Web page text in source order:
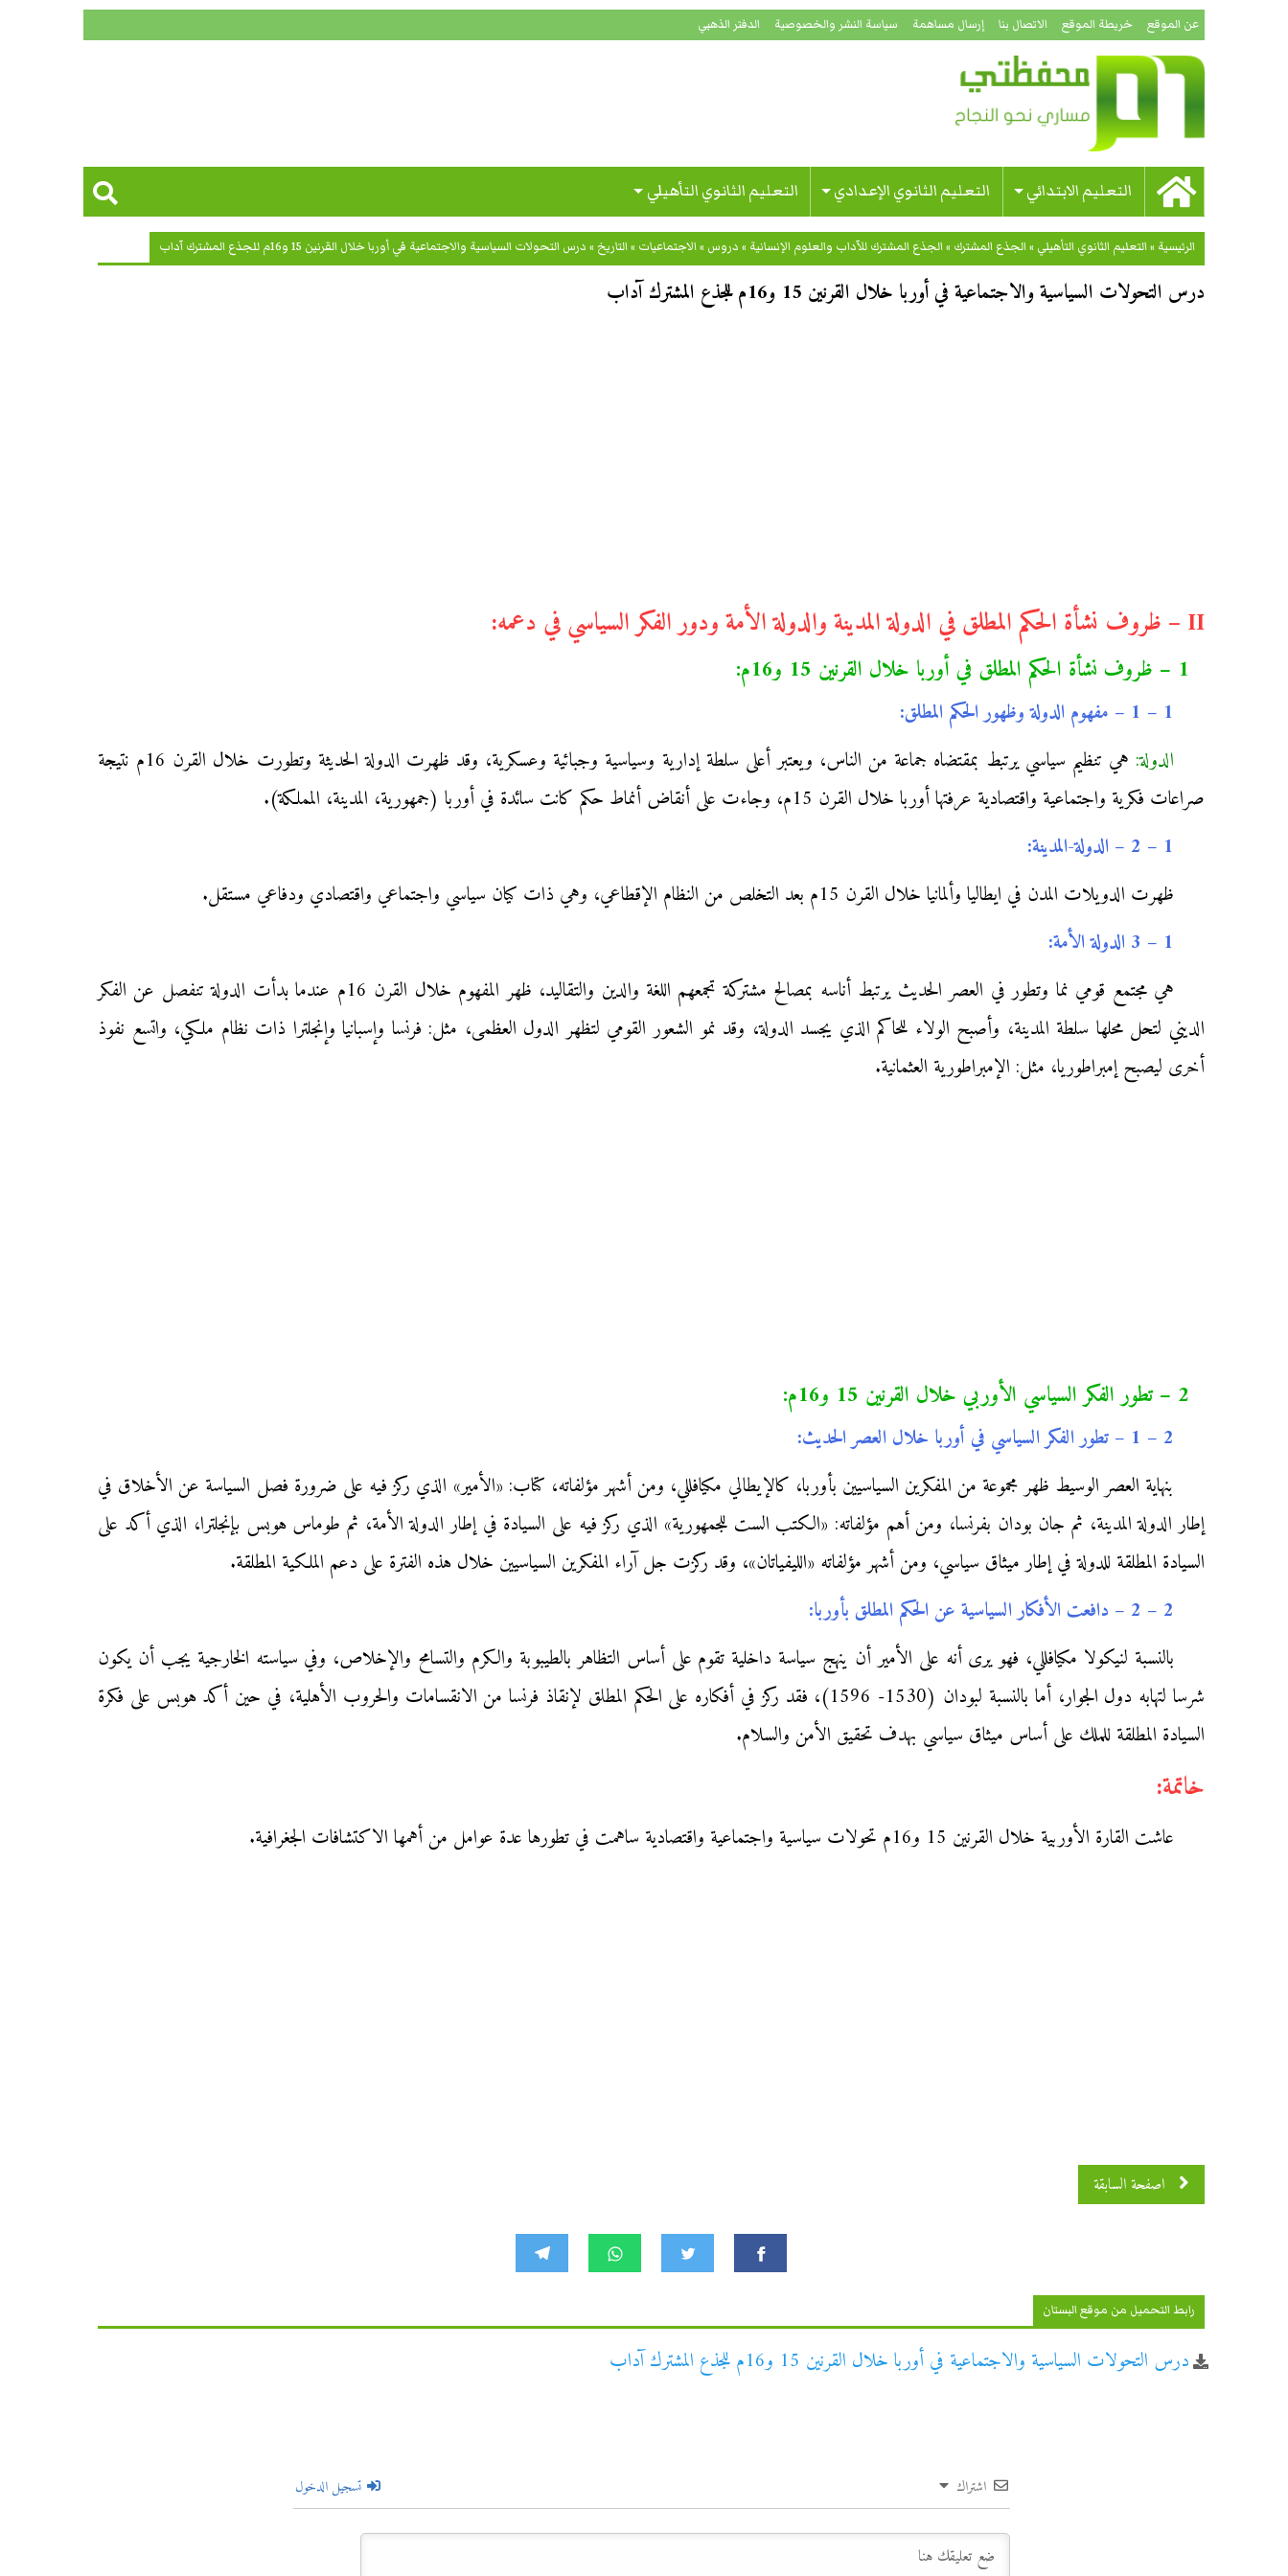
عن الموقع خريطة الموقع الاتصال بنا إرسال مساهمة سياسة النشر والخصوصية الدفتر الذهبي
التعليم الابتدائي التعليم الثانوي الإعدادي التعليم الثانوي التأهيلي
الرئيسية »التعليم الثانوي التأهيلي »الجذع المشترك »الجذع المشترك للآداب والعلوم الإنسانية » دروس »الاجتماعيات »التاريخ» درس التحولات السياسية والاجتماعية في أوربا خلال القرنين 15 و16م للجذع المشترك آداب
درس التحولات السياسية والاجتماعية في أوربا خلال القرنين 15 و16م للجذع المشترك آداب
II – ظروف نشأة الحكم المطلق في الدولة المدينة والدولة الأمة ودور الفكر السياسي في دعمه:
1 – ظروف نشأة الحكم المطلق في أوربا خلال القرنين 15 و16م:
1 – 1 – مفهوم الدولة وظهور الحكم المطلق:
الدولة:
هي تنظيم سياسي يرتبط بمقتضاه جماعة من الناس، ويعتبر أعلى سلطة إدارية وسياسية وجبائية وعسكرية، وقد ظهرت الدولة الحديثة وتطورت خلال القرن 16م نتيجة
صراعات فكرية واجتماعية واقتصادية عرفتها أوربا خلال القرن 15م، وجاءت على أنقاض أنماط حكم كانت سائدة في أوربا (جمهورية، المدينة، المملكة).
1 – 2 – الدولة-المدينة:
ظهرت الدويلات المدن في ايطاليا وألمانيا خلال القرن 15م بعد التخلص من النظام الإقطاعي، وهي ذات كيان سياسي واجتماعي واقتصادي ودفاعي مستقل.
1 – 3 الدولة الأمة:
هي مجتمع قومي نما وتطور في العصر الحديث يرتبط أناسه بمصالح مشتركة تجمعهم اللغة والدين والتقاليد، ظهر المفهوم خلال القرن 16م عندما بدأت الدولة تنفصل عن الفكر
الديني لتحل محلها سلطة المدينة، وأصبح الولاء للحاكم الذي يجسد الدولة، وقد نمو الشعور القومي لتظهر الدول العظمى، مثل: فرنسا وإسبانيا وإنجلترا ذات نظام ملكي، واتسع نفوذ
أخرى ليصبح إمبراطوريا، مثل: الإمبراطورية العثمانية.
2 – تطور الفكر السياسي الأوربي خلال القرنين 15 و16م:
2 – 1 – تطور الفكر السياسي في أوربا خلال العصر الحديث:
بنهاية العصر الوسيط ظهر مجموعة من المفكرين السياسيين بأوربا، كالإيطالي مكيافللي، ومن أشهر مؤلفاته، كتاب: «الأمير» الذي ركز فيه على ضرورة فصل السياسة عن الأخلاق في
إطار الدولة المدينة، ثم جان بودان بفرنسا، ومن أهم مؤلفاته: «الكتب الست للجمهورية» الذي ركز فيه على السيادة في إطار الدولة الأمة، ثم طوماس هوبس بإنجلترا، الذي أكد على
السيادة المطلقة للدولة في إطار ميثاق سياسي، ومن أشهر مؤلفاته «الليفياتان»، وقد ركزت جل آراء المفكرين السياسيين خلال هذه الفترة على دعم الملكية المطلقة.
2 – 2 – دافعت الأفكار السياسية عن الحكم المطلق بأوربا:
بالنسبة لنيكولا مكيافللي، فهو يرى أنه على الأمير أن ينهج سياسة داخلية تقوم على أساس التظاهر بالطيبوبة والكرم والتسامح والإخلاص، وفي سياسته الخارجية يجب أن يكون
شرسا لتهابه دول الجوار، أما بالنسبة لبودان (1530- 1596)، فقد ركز في أفكاره على الحكم المطلق لإنقاذ فرنسا من الانقسامات والحروب الأهلية، في حين أكد هوبس على فكرة
السيادة المطلقة للملك على أساس ميثاق سياسي بهدف تحقيق الأمن والسلام.
خاتمة:
عاشت القارة الأوربية خلال القرنين 15 و16م تحولات سياسية واجتماعية واقتصادية ساهمت في تطورها عدة عوامل من أهمها الاكتشافات الجغرافية.
اصفحة السابقة
رابط التحميل من موقع البستان
درس التحولات السياسية والاجتماعية في أوربا خلال القرنين 15 و16م للجذع المشترك آداب
اشتراك تسجيل الدخول